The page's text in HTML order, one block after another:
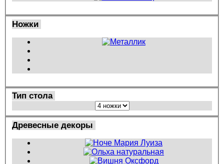
Ножки
Тип стола
Древесные декоры